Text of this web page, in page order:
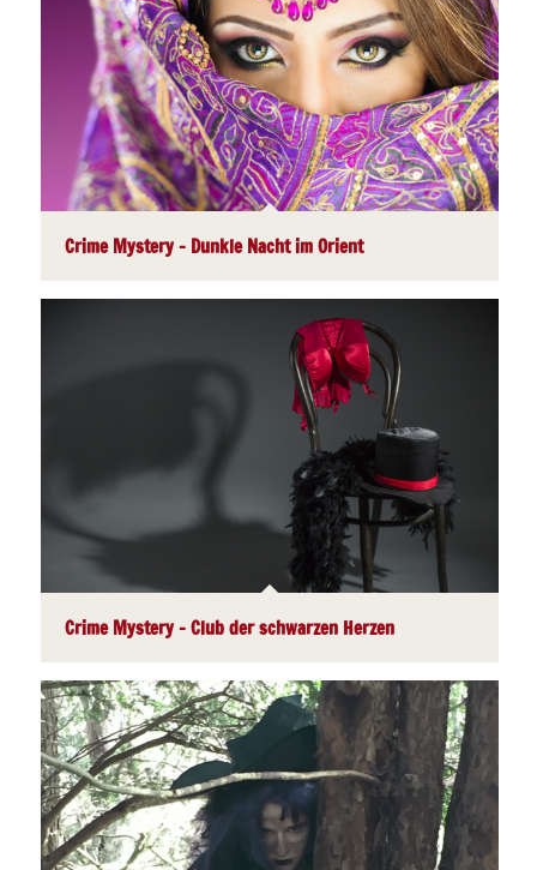
Crime Mystery – Dunkle Nacht im Orient
Crime Mystery – Club der schwarzen Herzen